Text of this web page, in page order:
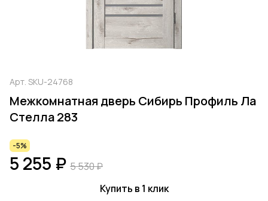
Арт. SKU-24768
Межкомнатная дверь Сибирь Профиль Ла
Стелла 283
-5%
5 255 ₽ 5 530 ₽
Купить в 1 клик